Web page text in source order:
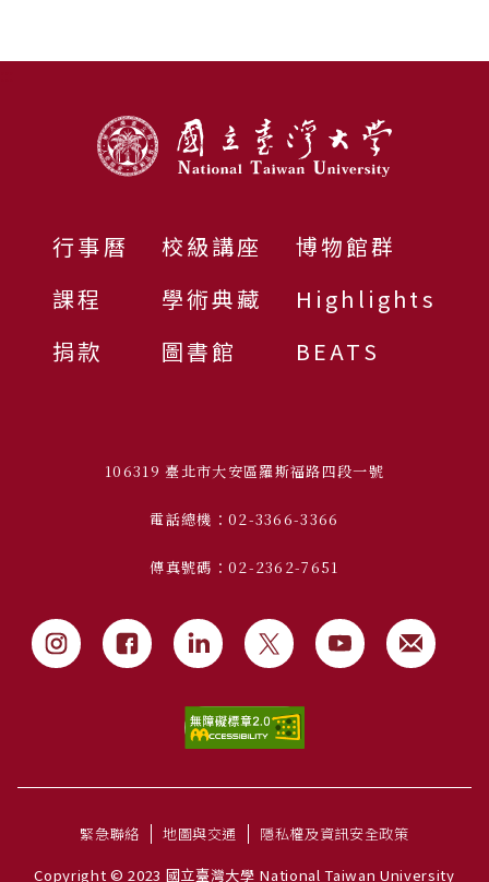
行事曆
課程
捐款
校級講座
學術典藏
圖書館
博物館群
Highlights
BEATS
106319 臺北市大安區羅斯福路四段一號
電話總機：02-3366-3366
傳真號碼：02-2362-7651
緊急聯絡 地圖與交通
隱私權及資訊安全政策
Copyright © 2023 國立臺灣大學 National Taiwan University